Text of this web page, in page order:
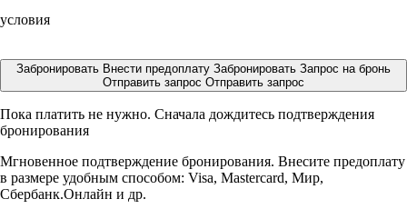
условия
Забронировать Внести предоплату Забронировать Запрос на бронь
Отправить запрос Отправить запрос
Пока платить не нужно. Сначала дождитесь подтверждения
бронирования
Мгновенное подтверждение бронирования. Внесите предоплату
в размере удобным способом: Visa, Mastercard, Мир,
Сбербанк.Онлайн и др.